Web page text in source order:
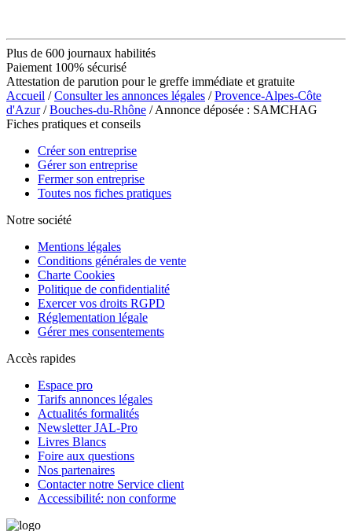
Plus de 600 journaux habilités
Paiement 100% sécurisé
Attestation de parution pour le greffe immédiate et gratuite
Accueil /Consulter les annonces légales /Provence-Alpes-Côte
d'Azur/Bouches-du-Rhône / Annonce déposée : SAMCHAG
Fiches pratiques et conseils
Créer son entreprise
Gérer son entreprise
Fermer son entreprise
Toutes nos fiches pratiques
Notre société
Mentions légales
Conditions générales de vente
Charte Cookies
Politique de confidentialité
Exercer vos droits RGPD
Réglementation légale
Gérer mes consentements
Accès rapides
Espace pro
Tarifs annonces légales
Actualités formalités
Newsletter JAL-Pro
Livres Blancs
Foire aux questions
Nos partenaires
Contacter notre Service client
Accessibilité: non conforme